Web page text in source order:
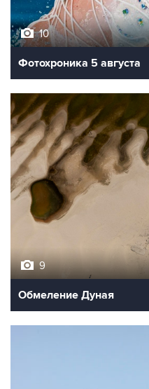
10
Фотохроника 5 августа
9
Обмеление Дуная